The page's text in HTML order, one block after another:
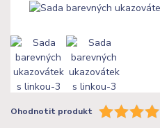
Ohodnotit produkt